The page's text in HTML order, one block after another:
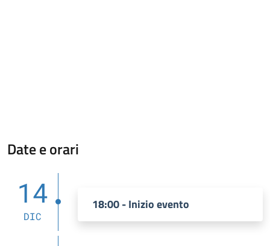
Date e orari
14
DIC
18:00 - Inizio evento